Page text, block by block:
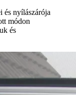
és nyílászárója
módon
és